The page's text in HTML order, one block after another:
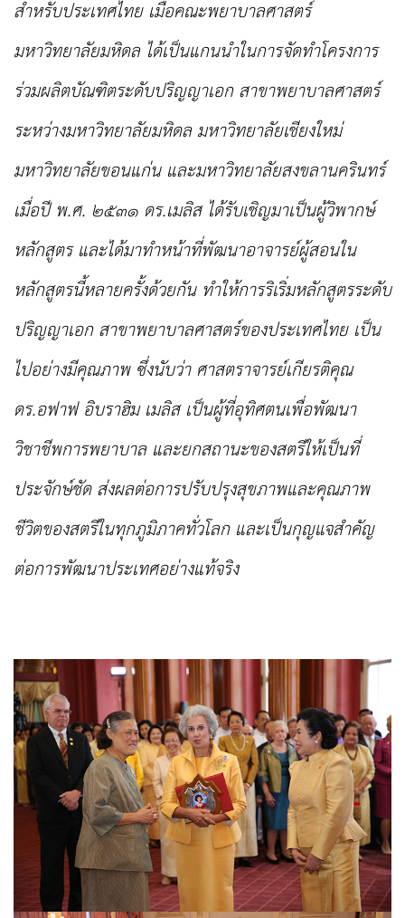
สำหรับประเทศไทย เมื่อคณะพยาบาลศาสตร์
มหาวิทยาลัยมหิดล ได้เป็นแกนนำในการจัดทำโครงการ
ร่วมผลิตบัณฑิตระดับปริญญาเอก สาขาพยาบาลศาสตร์
ระหว่างมหาวิทยาลัยมหิดล มหาวิทยาลัยเชียงใหม่
มหาวิทยาลัยขอนแก่นและมหาวิทยาลัยสงขลานครินทร์
เมื่อปี พ.ศ. ๒๕๓๑ ดร.เมลิส ได้รับเชิญมาเป็นผู้วิพากษ์
หลักสูตร และได้มาทำหน้าที่พัฒนาอาจารย์ผู้สอนใน
หลักสูตรนี้หลายครั้งด้วยกัน ทำให้การริเริ่มหลักสูตรระดับ
ปริญญาเอก สาขาพยาบาลศาสตร์ของประเทศไทย เป็น
ไปอย่างมีคุณภาพ ซึ่งนับว่าศาสตราจารย์เกียรติคุณ
ดร.อฟาฟ อิบราฮิม เมลิส เป็นผู้ที่อุทิศตนเพื่อพัฒนา
วิชาชีพการพยาบาล และยกสถานะของสตรีให้เป็นที่
ประจักษ์ชัด ส่งผลต่อการปรับปรุงสุขภาพและคุณภาพ
ชีวิตของสตรีในทุกภูมิภาคทั่วโลก และเป็นกุญแจสำคัญ
ต่อการพัฒนาประเทศอย่างแท้จริง